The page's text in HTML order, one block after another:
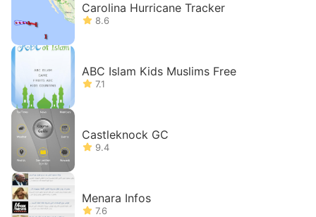
Carolina Hurricane Tracker
8.6
ABC Islam Kids Muslims Free
7.1
Castleknock GC
9.4
Menara Infos
7.6